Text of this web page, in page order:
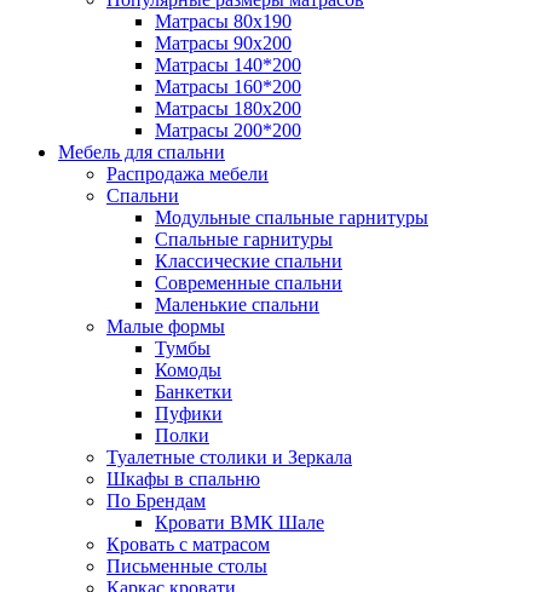
Матрасы 80x190
Матрасы 90x200
Матрасы 140*200
Матрасы 160*200
Матрасы 180x200
Матрасы 200*200
Мебель для спальни
Распродажа мебели
Спальни
Модульные спальные гарнитуры
Спальные гарнитуры
Классические спальни
Современные спальни
Маленькие спальни
Малые формы
Тумбы
Комоды
Банкетки
Пуфики
Полки
Туалетные столики и Зеркала
Шкафы в спальню
По Брендам
Кровати ВМК Шале
Кровать с матрасом
Письменные столы
Каркас кровати